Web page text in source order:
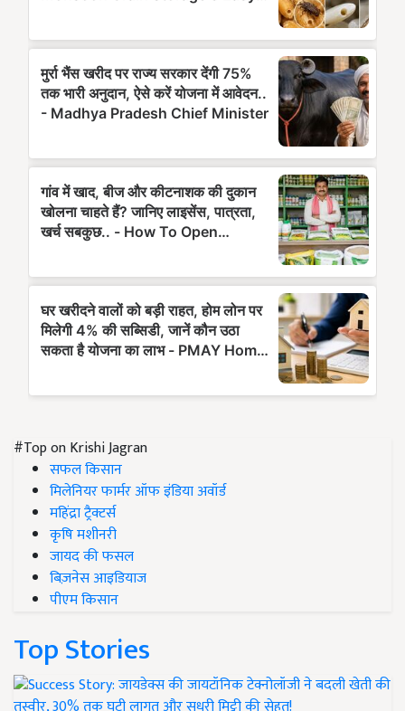
#Top on Krishi Jagran
सफल किसान
मिलेनियर फार्मर ऑफ इंडिया अवॉर्ड
महिंद्रा ट्रैक्टर्स
कृषि मशीनरी
जायद की फसल
बिज़नेस आइडियाज
पीएम किसान
Top Stories